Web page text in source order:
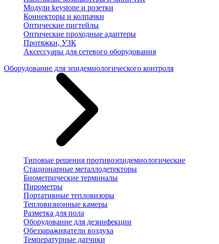
Модули keystone и розетки
Коннекторы и колпачки
Оптические пигтейлы
Оптические проходные адаптеры
Протяжки, УЗК
Аксессуары для сетевого оборудования
Оборудование для эпидемиологического контроля
Типовые решения противоэпидемиологические
Стационарные металлодетекторы
Биометрические терминалы
Пирометры
Портативные тепловизоры
Тепловизионные камеры
Разметка для пола
Оборудование для дезинфекции
Обеззараживатели воздуха
Температурные датчики